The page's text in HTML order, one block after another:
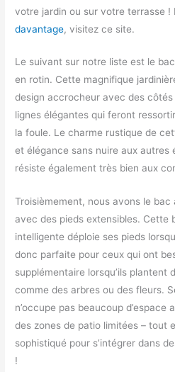
votre jardin ou sur votre terrasse !
davantage, visitez ce site.
Le suivant sur notre liste est le
en rotin. Cette magnifique
design accrocheur avec des
lignes élégantes qui feront
la foule. Le charme rustique de
et élégance sans nuire aux autres
résiste également très bien aux
Troisièmement, nous avons le
avec des pieds extensibles. Cette
intelligente déploie ses pieds
donc parfaite pour ceux qui ont
supplémentaire lorsqu’ils plantent
comme des arbres ou des fleurs.
n’occupe pas beaucoup d’espace
des zones de patio limitées – tout
sophistiqué pour s’intégrer dans
!